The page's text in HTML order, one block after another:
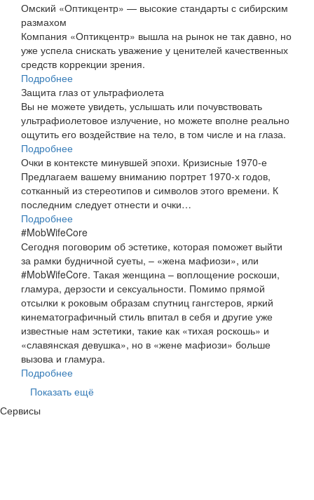
Омский «Оптикцентр» — высокие стандарты с сибирским
размахом
Компания «Оптикцентр» вышла на рынок не так давно, но
уже успела снискать уважение у ценителей качественных
средств коррекции зрения.
Подробнее
Защита глаз от ультрафиолета
Вы не можете увидеть, услышать или почувствовать
ультрафиолетовое излучение, но можете вполне реально
ощутить его воздействие на тело, в том числе и на глаза.
Подробнее
Очки в контексте минувшей эпохи. Кризисные 1970-е
Предлагаем вашему вниманию портрет 1970-х годов,
сотканный из стереотипов и символов этого времени. К
последним следует отнести и очки…
Подробнее
#MobWifeCore
Сегодня поговорим об эстетике, которая поможет выйти
за рамки будничной суеты, – «жена мафиози», или
#MobWifeCore. Такая женщина – воплощение роскоши,
гламура, дерзости и сексуальности. Помимо прямой
отсылки к роковым образам спутниц гангстеров, яркий
кинематографичный стиль впитал в себя и другие уже
известные нам эстетики, такие как «тихая роскошь» и
«славянская девушка», но в «жене мафиози» больше
вызова и гламура.
Подробнее
Показать ещё
Сервисы